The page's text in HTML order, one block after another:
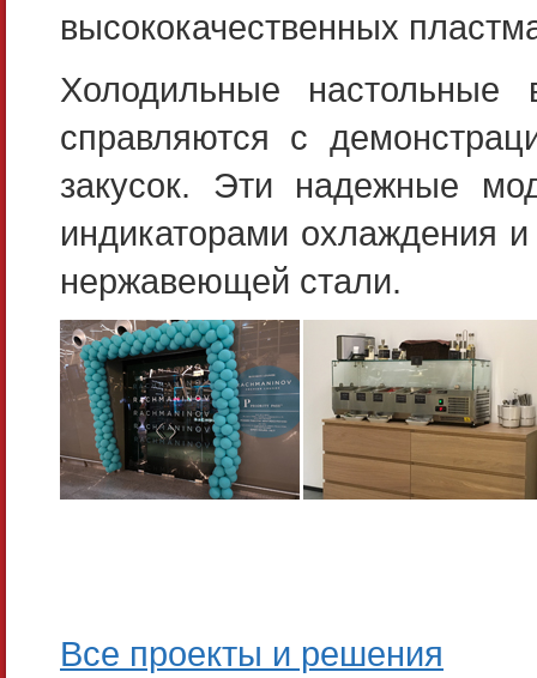
высококачественных
Холодильные настольные
справляются с
закусок. Эти надежные
индикаторами охлаждения
нержавеющей стали.
Все проекты и решения